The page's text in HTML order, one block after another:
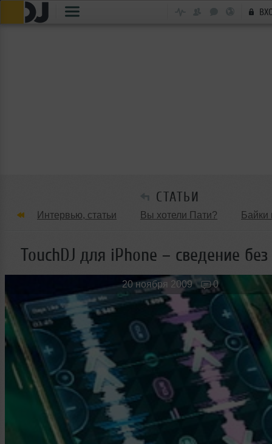
СТАТЬИ
Интервью, статьи Вы хотели Пати? Байки
Танцевальные стили Обзоры Вечеринок и
Новые лица Мужчина & Женщина
TouchDJ для iPhone – сведение без
20 ноября 2009 0